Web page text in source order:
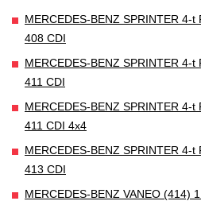
MERCEDES-BENZ SPRINTER 4-
408 CDI
MERCEDES-BENZ SPRINTER 4-
411 CDI
MERCEDES-BENZ SPRINTER 4-
411 CDI 4x4
MERCEDES-BENZ SPRINTER 4-
413 CDI
MERCEDES-BENZ VANEO (414)